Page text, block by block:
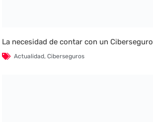
La necesidad de contar con un Ciberseguro
Actualidad,Ciberseguros